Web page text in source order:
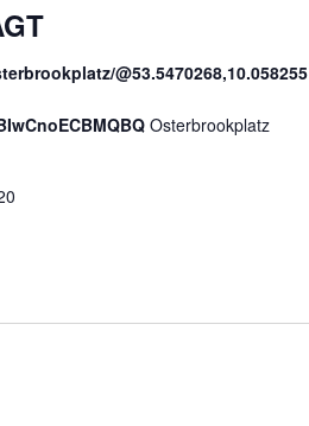
@53.5470268,10.058255
Osterbrookplatz